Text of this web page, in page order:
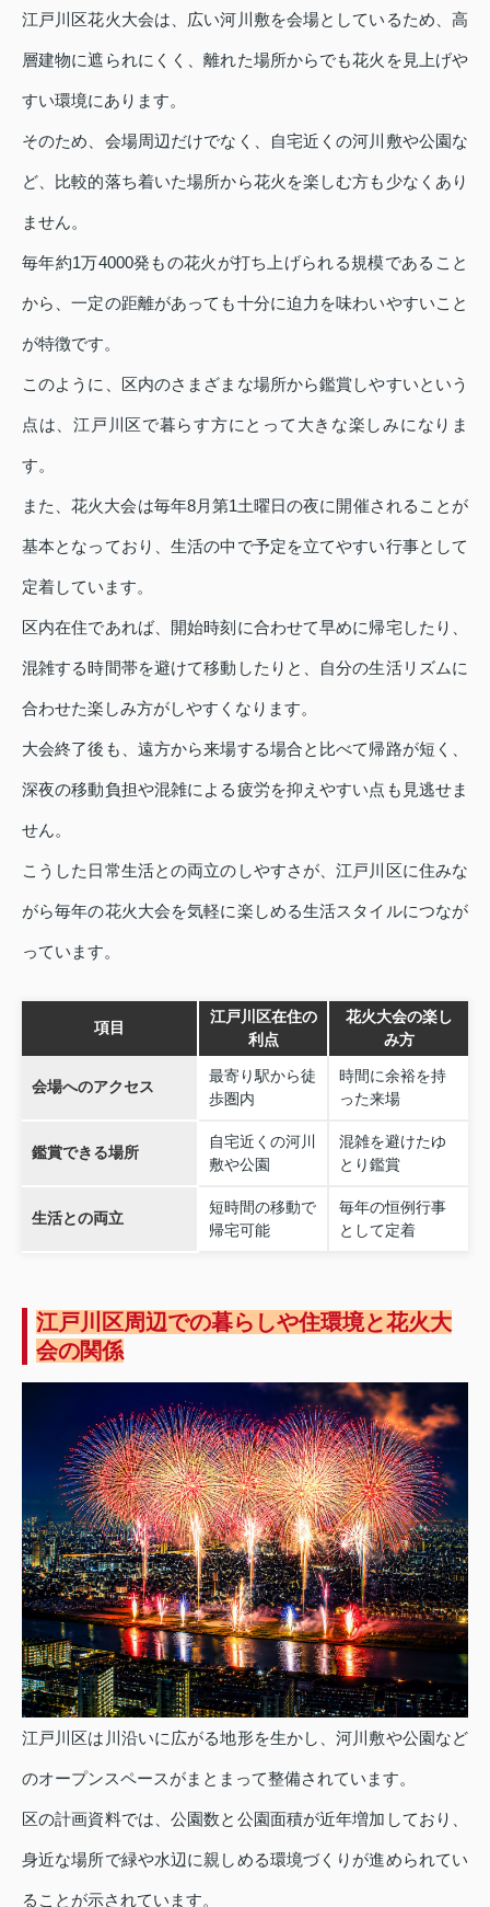
江戸川区花火大会は、広い河川敷を会場としているため、高
層建物に遮られにくく、離れた場所からでも花火を見上げや
すい環境にあります。
そのため、会場周辺だけでなく、自宅近くの河川敷や公園な
ど、比較的落ち着いた場所から花火を楽しむ方も少なくあり
ません。
毎年約1万4000発もの花火が打ち上げられる規模であること
から、一定の距離があっても十分に迫力を味わいやすいこと
が特徴です。
このように、区内のさまざまな場所から鑑賞しやすいという
点は、江戸川区で暮らす方にとって大きな楽しみになりま
す。
また、花火大会は毎年8月第1土曜日の夜に開催されることが
基本となっており、生活の中で予定を立てやすい行事として
定着しています。
区内在住であれば、開始時刻に合わせて早めに帰宅したり、
混雑する時間帯を避けて移動したりと、自分の生活リズムに
合わせた楽しみ方がしやすくなります。
大会終了後も、遠方から来場する場合と比べて帰路が短く、
深夜の移動負担や混雑による疲労を抑えやすい点も見逃せま
せん。
こうした日常生活との両立のしやすさが、江戸川区に住みな
がら毎年の花火大会を気軽に楽しめる生活スタイルにつなが
っています。
項目
江戸川区在住の
利点
花火大会の楽し
み方
会場へのアクセス
最寄り駅から徒
歩圏内
時間に余裕を持
った来場
鑑賞できる場所
自宅近くの河川
敷や公園
混雑を避けたゆ
とり鑑賞
生活との両立
短時間の移動で
帰宅可能
毎年の恒例行事
として定着
江戸川区周辺での暮らしや住環境と花火大
会の関係
江戸川区は川沿いに広がる地形を生かし、河川敷や公園など
のオープンスペースがまとまって整備されています。
区の計画資料では、公園数と公園面積が近年増加しており、
身近な場所で緑や水辺に親しめる環境づくりが進められてい
ることが示されています。